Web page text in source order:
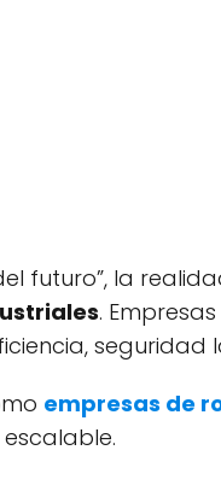
futuro”, la
.
empresas de